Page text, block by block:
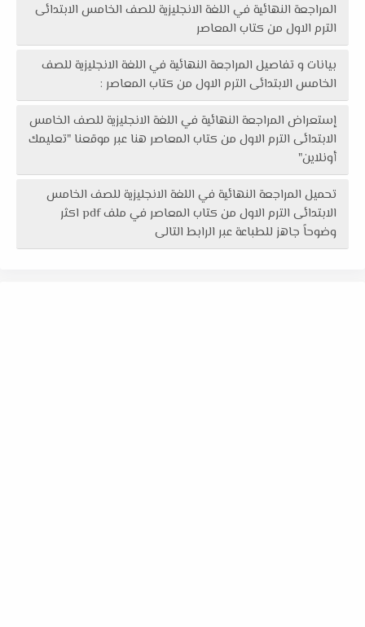
المراجعة النهائية في اللغة الانجليزية للصف الخامس الابتدائى
الترم الاول من كتاب المعاصر
بيانات و تفاصيل المراجعة النهائية في اللغة الانجليزية للصف
الخامس الابتدائى الترم الاول من كتاب المعاصر :
إستعراض المراجعة النهائية في اللغة الانجليزية للصف الخامس
الابتدائى الترم الاول من كتاب المعاصر هنا عبر موقعنا "تعليمك
أونلاين"
تحميل المراجعة النهائية في اللغة الانجليزية للصف الخامس
الابتدائى الترم الاول من كتاب المعاصر في ملف pdf اكثر
وضوحاً جاهز للطباعة عبر الرابط التالى